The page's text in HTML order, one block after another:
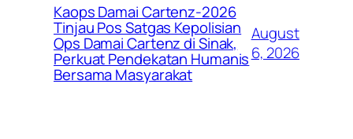
Kaops Damai Cartenz-2026
Tinjau Pos Satgas Kepolisian
Ops Damai Cartenz di Sinak,
Perkuat Pendekatan Humanis
Bersama Masyarakat
August
6, 2026